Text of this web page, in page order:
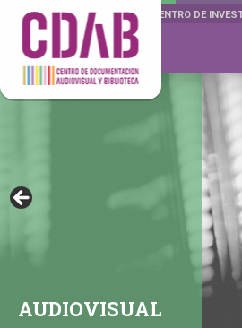
DOCUMENTA DRAMÁTICAS CENTRO DE
AUDIOVISUAL